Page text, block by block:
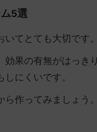
5選
てとても大切です。
果の有無がはっき
にくいです。
作ってみましょう。